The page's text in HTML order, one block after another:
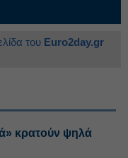
του Euro2day.gr
κρατούν ψηλά